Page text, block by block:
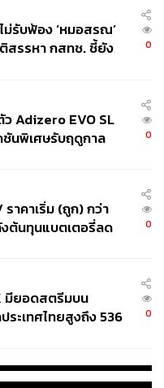
ม่รับฟ้อง ‘หมอสรณ’
สรรหา กสทช. ชี้ยัง
0
Adizero EVO SL
ชันพิเศษรับฤดูกาล
0
าคาเริ่ม (ถูก) กว่า
ต้นทุนแบตเตอรี่ลด
0
มียอดสตรีมบน
ะเทศไทยสูงถึง 536
0